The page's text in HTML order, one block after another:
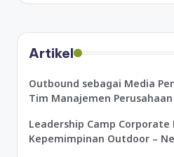
Artikel
Outbound sebagai Media
Tim Manajemen Perusahaan
Leadership Camp
Kepemimpinan Outdoor –